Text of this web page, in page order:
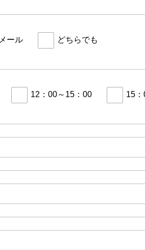
メール どちらでも
12：00～15：00 15